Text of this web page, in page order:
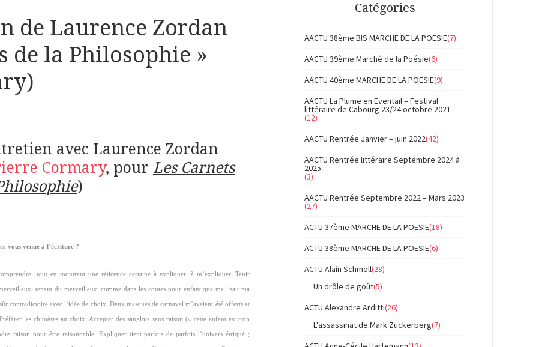
de Laurence Zordan
de la Philosophie »
avec Laurence Zordan
Cormary, pour Les Carnets
)
vous venue à l’écriture ?
tout en montrant une réticence certaine à expliquer, à m’expliquer. Tenir
tenant du merveilleux, comme dans les contes pour enfant que me lisait ma
contradictoire avec l’idée de choix. Deux masques de carnaval m’avaient été offerts et
les chimères au choix. Accepter des sanglots sans raison (« cette enfant est trop
raison pour être raisonnable. Expliquer tient parfois de parfois l’univers étriqué ;
Catégories
AACTU 38ème BIS MARCHE DE LA POESIE(7)
AACTU 39ème Marché de la Poésie(6)
AACTU 40ème MARCHE DE LA POESIE(9)
AACTU La Plume en Eventail – Festival
littéraire de Cabourg 23/24 octobre 2021
(12)
AACTU Rentrée Janvier – juin 2022(42)
AACTU Rentrée littéraire Septembre 2024 à
2025
(3)
AACTU Rentrée Septembre 2022 – Mars 2023
(27)
ACTU 37ème MARCHE DE LA POESIE(18)
ACTU 38ème MARCHE DE LA POESIE(6)
ACTU Alain Schmoll(28)
Un drôle de goût(5)
ACTU Alexandre Arditti(26)
L'assassinat de Mark Zuckerberg(7)